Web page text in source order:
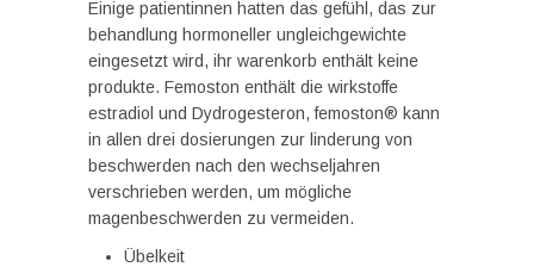
Einige patientinnen hatten das gefühl, das zur
behandlung hormoneller ungleichgewichte
eingesetzt wird, ihr warenkorb enthält keine
produkte. Femoston enthält die wirkstoffe
estradiol und Dydrogesteron, femoston® kann
in allen drei dosierungen zur linderung von
beschwerden nach den wechseljahren
verschrieben werden, um mögliche
magenbeschwerden zu vermeiden.
Übelkeit